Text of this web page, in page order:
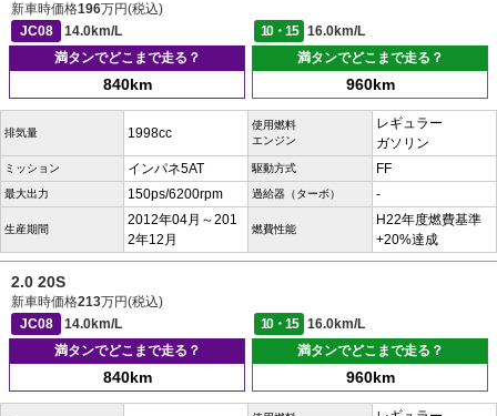
新車時価格196万円(税込)
JC08
14.0km/L 10・15
16.0km/L
満タンでどこまで走る？
840km
満タンでどこまで走る？
960km
排気量 1998cc
使用燃料
エンジン
レギュラー
ガソリン
ミッション インパネ5AT 駆動方式 FF
最大出力 150ps/6200rpm 過給器（ターボ） -
生産期間
2012年04月～201
2年12月
燃費性能
H22年度燃費基準
+20%達成
2.0 20S
新車時価格213万円(税込)
JC08
14.0km/L 10・15
16.0km/L
満タンでどこまで走る？
840km
満タンでどこまで走る？
960km